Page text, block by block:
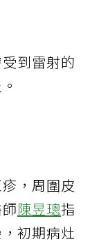
到雷射的
，周圍皮
陳昱璁指
初期病灶